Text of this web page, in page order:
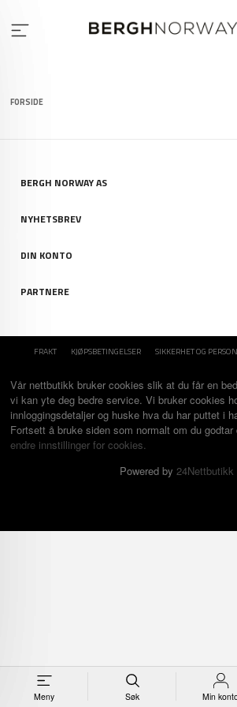
innholdet
Meny Søk Min
FORSIDE
BERGH NORWAY AS
NYHETSBREV
DIN KONTO
PARTNERE
FRAKT KJØPSBETINGELSER SIKKERHET OG
Vår nettbutikk bruker cookies slik at du får en
vi kan yte deg bedre service. Vi bruker cookies
innloggingsdetaljer og huske hva du har puttet i
Fortsett å bruke siden som normalt om du godtar
endre innstillinger for cookies.
Powered by 24Nettbutikk